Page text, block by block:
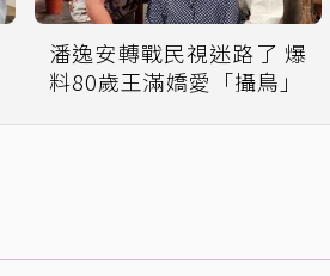
潘逸安轉戰民視迷路了 爆
料80歲王滿嬌愛「攝鳥」